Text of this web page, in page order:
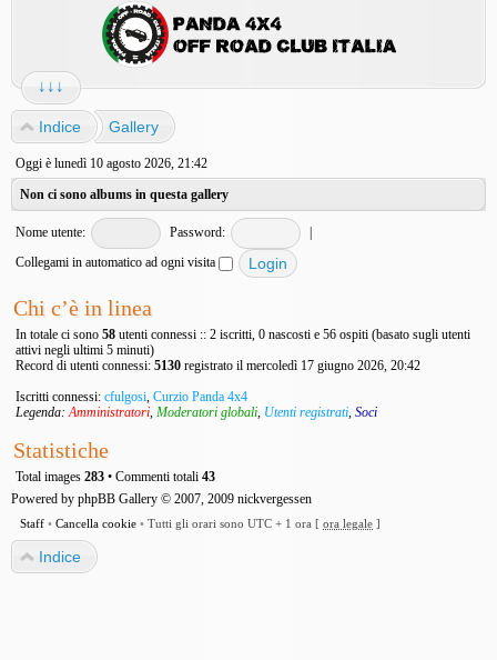
↓↓↓
Indice Gallery
Oggi è lunedì 10 agosto 2026, 21:42
Non ci sono albums in questa gallery
Nome utente: Password:
|
Collegami in automatico ad ogni visita
Chi c’è in linea
In totale ci sono 58 utenti connessi :: 2 iscritti, 0 nascosti e 56 ospiti (basato sugli utenti
attivi negli ultimi 5 minuti)
Record di utenti connessi: 5130 registrato il mercoledì 17 giugno 2026, 20:42
Iscritti connessi: cfulgosi, Curzio Panda 4x4
Legenda:Amministratori, Moderatori globali, Utenti registrati, Soci
Statistiche
Total images 283 • Commenti totali 43
Powered by phpBB Gallery © 2007, 2009 nickvergessen
Staff • Cancella cookie • Tutti gli orari sono UTC + 1 ora [ ora legale ]
Indice